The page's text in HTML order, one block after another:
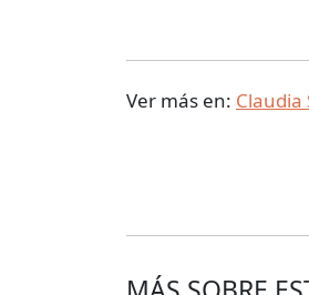
Ver más en: Claudia